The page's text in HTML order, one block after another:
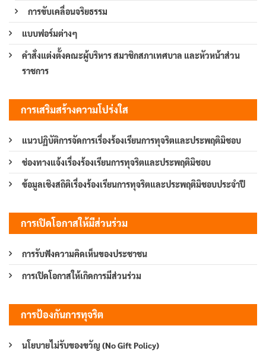
การขับเคลื่อนจริยธรรม
แบบฟอร์มต่างๆ
คำสั่งแต่งตั้งคณะผู้บริหาร สมาชิกสภาเทศบาล และหัวหน้าส่วน
ราชการ
การเสริมสร้างความโปร่งใส
แนวปฏิบัติการจัดการเรื่องร้องเรียนการทุจริตและประพฤติมิชอบ
ช่องทางแจ้งเรื่องร้องเรียนการทุจริตและประพฤติมิชอบ
ข้อมูลเชิงสถิติเรื่องร้องเรียนการทุจริตและประพฤติมิชอบประจำปี
การเปิดโอกาสให้มีส่วนร่วม
การรับฟังความคิดเห็นของประชาชน
การเปิดโอกาสให้เกิดการมีส่วนร่วม
การป้องกันการทุจริต
นโยบายไม่รับของขวัญ (No Gift Policy)